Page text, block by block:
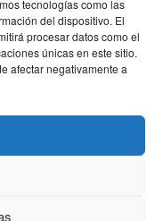
tecnologías como las
del dispositivo. El
procesar datos como el
únicas en este sitio.
afectar negativamente a
torrent
Windows